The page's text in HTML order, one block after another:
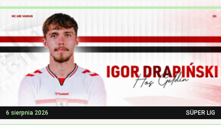
6 sierpnia 2026 SÜPER LIG